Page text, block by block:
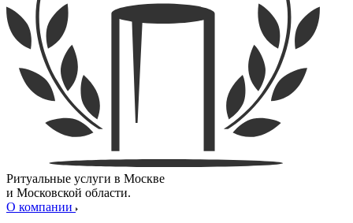
Ритуальные услуги в Москве
и Московской области.
О компании